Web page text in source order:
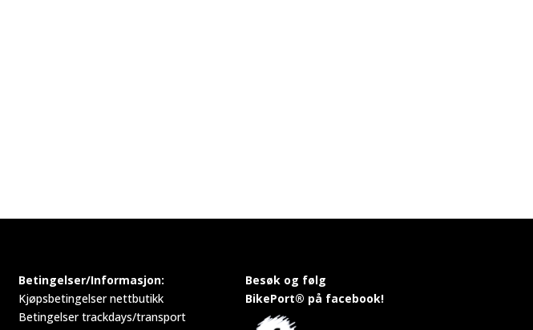
Betingelser/Informasjon:
Kjøpsbetingelser nettbutikk
Betingelser trackdays/transport
Besøk og følg
BikePort® på facebook!